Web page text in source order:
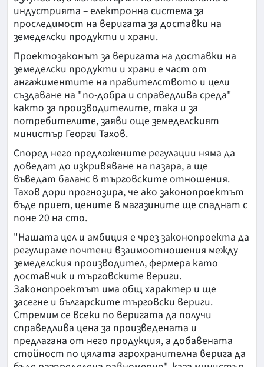
индустрията – електронна система за
проследимост на веригата за доставки на
земеделски продукти и храни.
Проектозаконът за веригата на доставки на
земеделски продукти и храни е част от
ангажиментите на правителството и цели
създаване на "по-добра и справедлива среда"
както за производителите, така и за
потребителите, заяви още земеделският
министър Георги Тахов.
Според него предложените регулации няма да
доведат до изкривяване на пазара, а ще
въведат баланс в търговските отношения.
Тахов дори прогнозира, че ако законопроектът
бъде приет, цените в магазините ще спаднат с
поне 20 на сто.
"Нашата цел и амбиция е чрез законопроекта да
регулираме почтени взаимоотношения между
земеделския производител, фермера като
доставчик и търговските вериги.
Законопроектът има общ характер и ще
засегне и българските търговски вериги.
Стремим се всеки по веригата да получи
справедлива цена за произведената и
предлагана от него продукция, а добавената
стойност по цялата агрохранителна верига да